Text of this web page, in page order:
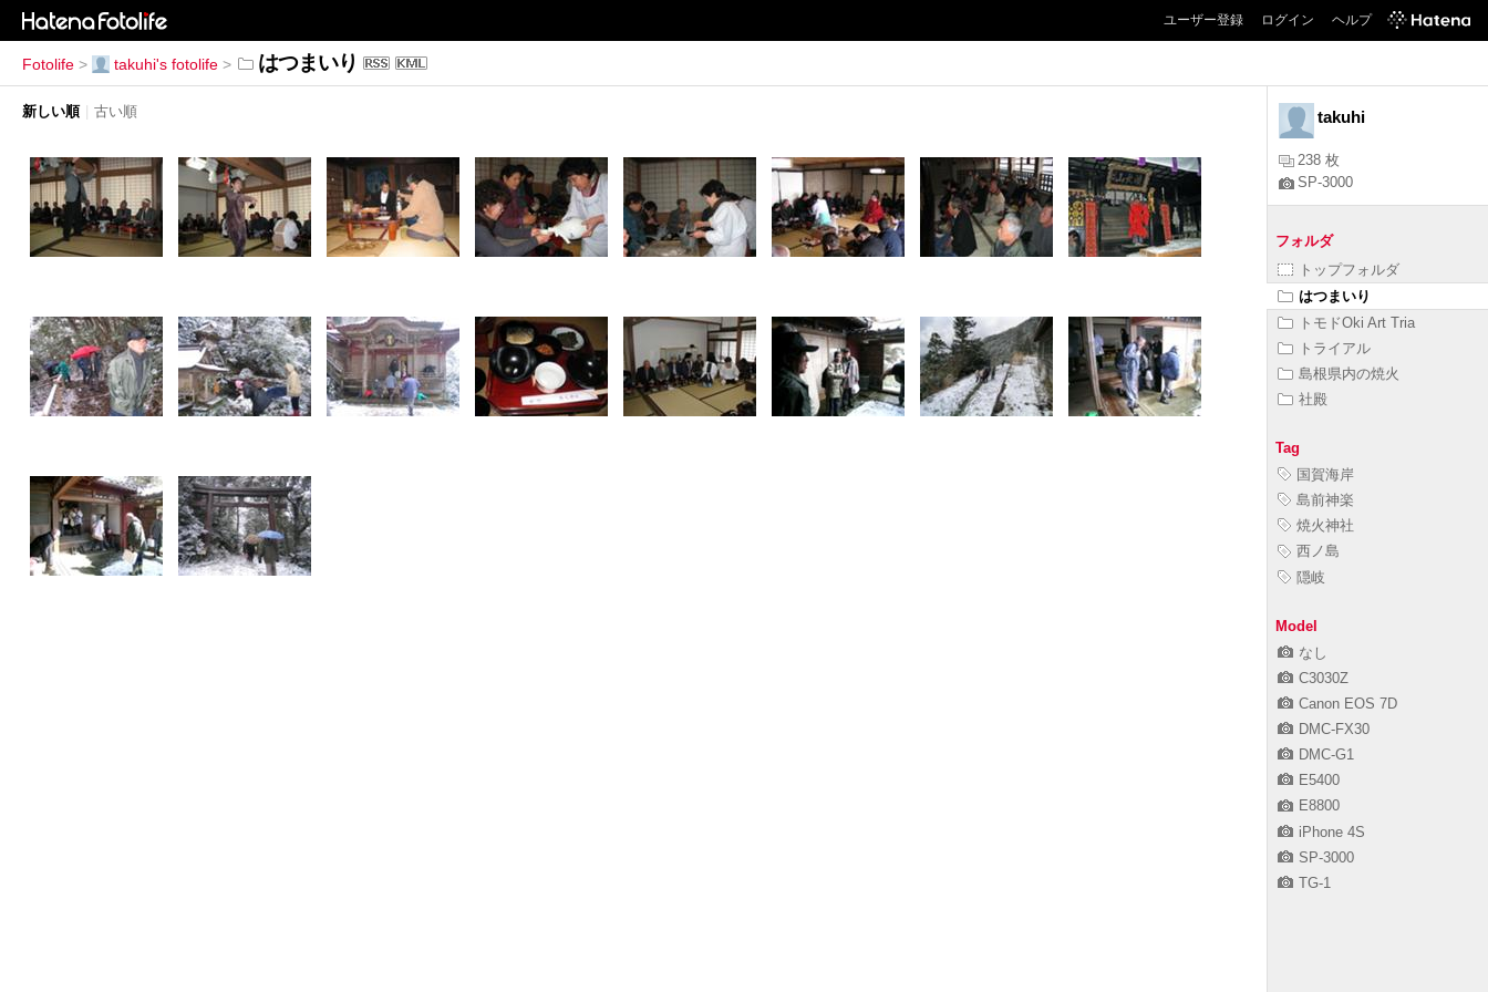
ユーザー登録 ログイン ヘルプ
Fotolife > takuhi's fotolife > はつまいり
新しい順 古い順 takuhi
238 枚
SP-3000
フォルダ
トップフォルダ
はつまいり
トモドOki Art Tria
トライアル
島根県内の焼火
社殿
Tag
国賀海岸
島前神楽
焼火神社
西ノ島
隠岐
Model
なし
C3030Z
Canon EOS 7D
DMC-FX30
DMC-G1
E5400
E8800
iPhone 4S
SP-3000
TG-1